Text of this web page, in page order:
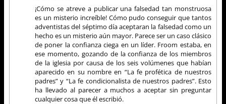
¡Cómo se atreve a publicar una falsedad tan monstruosa
es un misterio increíble! Cómo pudo conseguir que tantos
adventistas del séptimo día aceptaran la falsedad como un
hecho es un misterio aún mayor. Parece ser un caso clásico
de poner la confianza ciega en un líder. Froom estaba, en
ese momento, gozando de la confianza de los miembros
de la iglesia por causa de los seis volúmenes que habían
aparecido en su nombre en “La fe profética de nuestros
padres” y “La fe condicionalista de nuestros padres”. Esto
ha llevado al parecer a muchos a aceptar sin preguntar
cualquier cosa que él escribió.